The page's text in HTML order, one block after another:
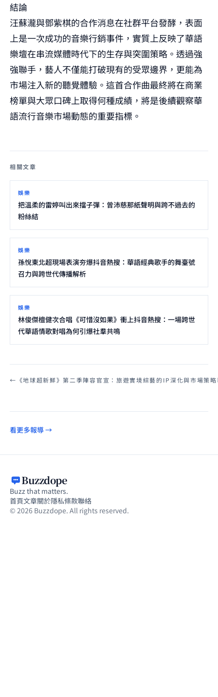
結論
汪蘇瀧與鄧紫棋的合作消息在社群平台發酵，表面
上是一次成功的音樂行銷事件，實質上反映了華語
樂壇在串流媒體時代下的生存與突圍策略。透過強
強聯手，藝人不僅能打破現有的受眾邊界，更能為
市場注入新的聽覺體驗。這首合作曲最終將在商業
榜單與大眾口碑上取得何種成績，將是後續觀察華
語流行音樂市場動態的重要指標。
相關文章
娛樂
把溫柔的雷婷叫出來擋子彈：曾沛慈那紙聲明與跨不過去的
粉絲結
娛樂
孫悅東北超現場表演夯爆抖音熱搜：華語經典歌手的舞臺號
召力與跨世代傳播解析
娛樂
林俊傑檀健次合唱《可惜沒如果》衝上抖音熱搜：一場跨世
代華語情歌對唱為何引爆社羣共鳴
← 《地球超新鮮》第二季陣容官宣：旅遊實境綜藝的IP深化與市場策略
看更多報導 →
Buzzdope
Buzz that matters.
首頁文章關於隱私條款聯絡
© 2026 Buzzdope. All rights reserved.